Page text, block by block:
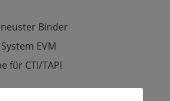
Binder
EVM
für CTI/TAPI